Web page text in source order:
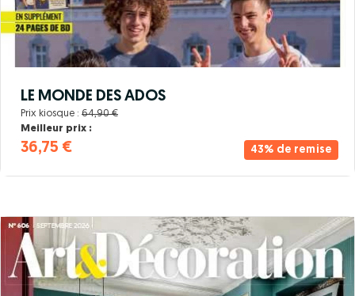
43% de remise
LE MONDE DES ADOS
Prix kiosque : 64,90 €
Meilleur prix :
36,75 €